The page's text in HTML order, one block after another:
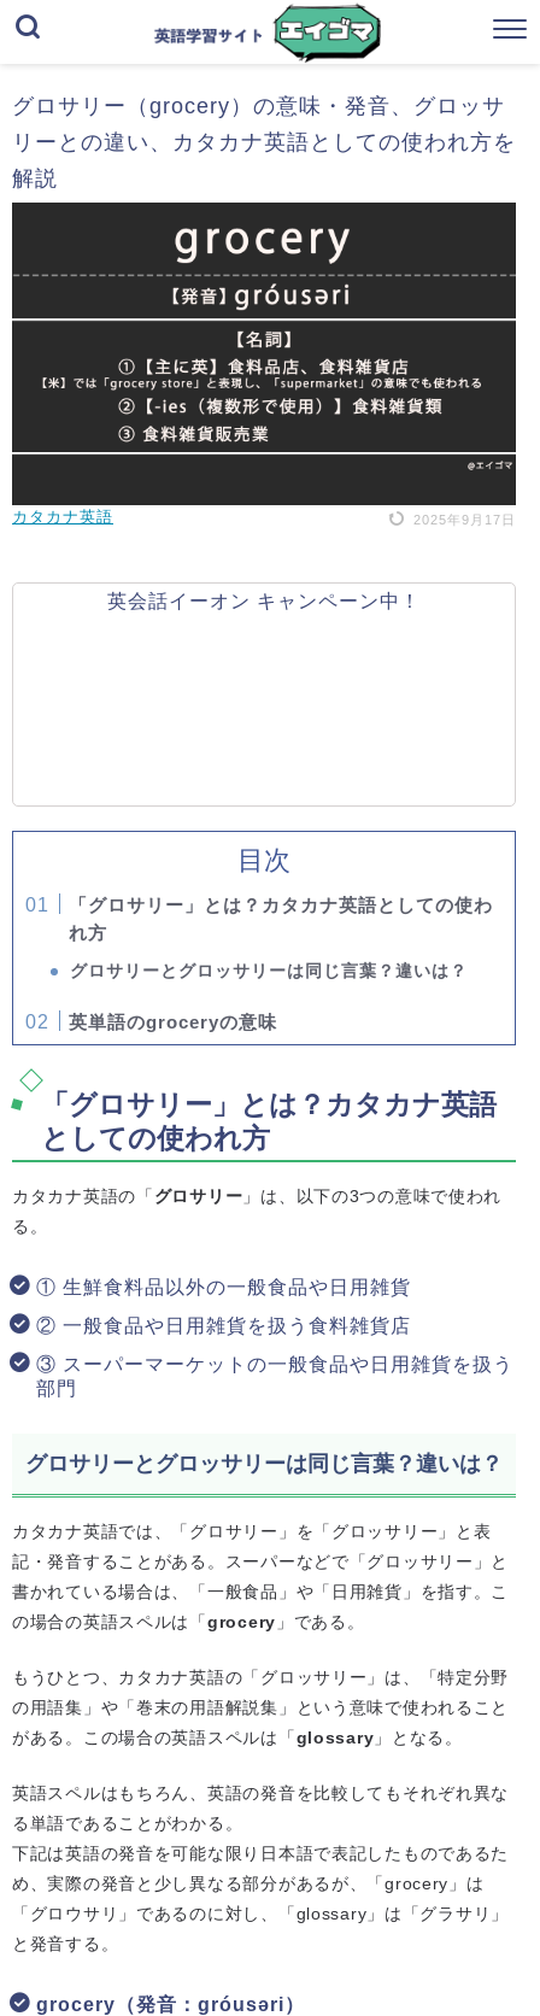
グロサリー（grocery）の意味・発音、グロッサ
リーとの違い、カタカナ英語としての使われ方を
解説
2025年9月17日
カタカナ英語
英会話イーオン キャンペーン中！
目次
「グロサリー」とは？カタカナ英語としての使わ
れ方
グロサリーとグロッサリーは同じ言葉？違いは？
英単語のgroceryの意味
「グロサリー」とは？カタカナ英語
としての使われ方
カタカナ英語の「 グロサリー 」は、以下の3つの意味で使われ
る。
① 生鮮食料品以外の一般食品や日用雑貨
② 一般食品や日用雑貨を扱う食料雑貨店
③ スーパーマーケットの一般食品や日用雑貨を扱う
部門
グロサリーとグロッサリーは同じ言葉？違いは？
カタカナ英語では、「グロサリー」を「グロッサリー」と表
記・発音することがある。スーパーなどで「グロッサリー」と
書かれている場合は、「一般食品」や「日用雑貨」を指す。こ
の場合の英語スペルは「grocery 」である。
もうひとつ、カタカナ英語の「グロッサリー」は、「特定分野
の用語集」や「巻末の用語解説集」という意味で使われること
がある。この場合の英語スペルは「glossary 」となる。
英語スペルはもちろん、英語の発音を比較してもそれぞれ異な
る単語であることがわかる。
下記は英語の発音を可能な限り日本語で表記したものであるた
め、実際の発音と少し異なる部分があるが、「grocery」は
「グロウサリ」であるのに対し、「glossary」は「グラサリ」
と発音する。
grocery（発音：ɡróusəri）